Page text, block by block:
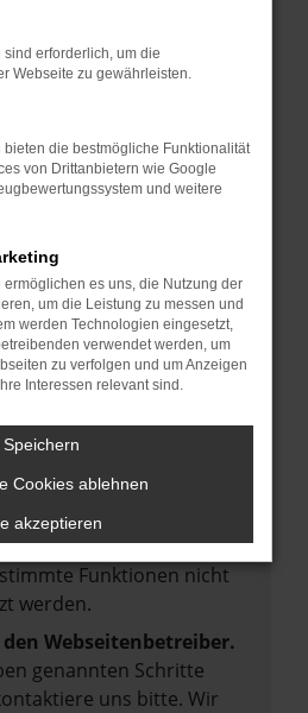
Firewall und deine
wie Werbeblocker,
bestimmter Seiten
oder in einem privaten
neu.
helfen,
Probleme zu beheben.
dein Browser und dein
auf dem neuesten Stand
birgt nicht nur ein
sondern kann auch dazu
Funktionen nicht
werden.
Webseitenbetreiber.
genannten Schritte
uns bitte. Wir
sind erforderlich, um die
Webseite zu gewährleisten.
bieten die bestmögliche Funktionalität
von Drittanbietern wie Google
und weitere
ermöglichen es uns, die Nutzung der
um die Leistung zu messen und
werden Technologien eingesetzt,
verwendet werden, um
zu verfolgen und um Anzeigen
Interessen relevant sind.
Speichern
Cookies ablehnen
akzeptieren